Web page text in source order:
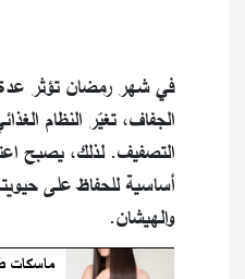
في شهر رمضان تؤثر
الجفاف، تغيّر النظام
التصفيف. لذلك، يصبح
أساسية للحفاظ على
والهيشان.
ماسكات